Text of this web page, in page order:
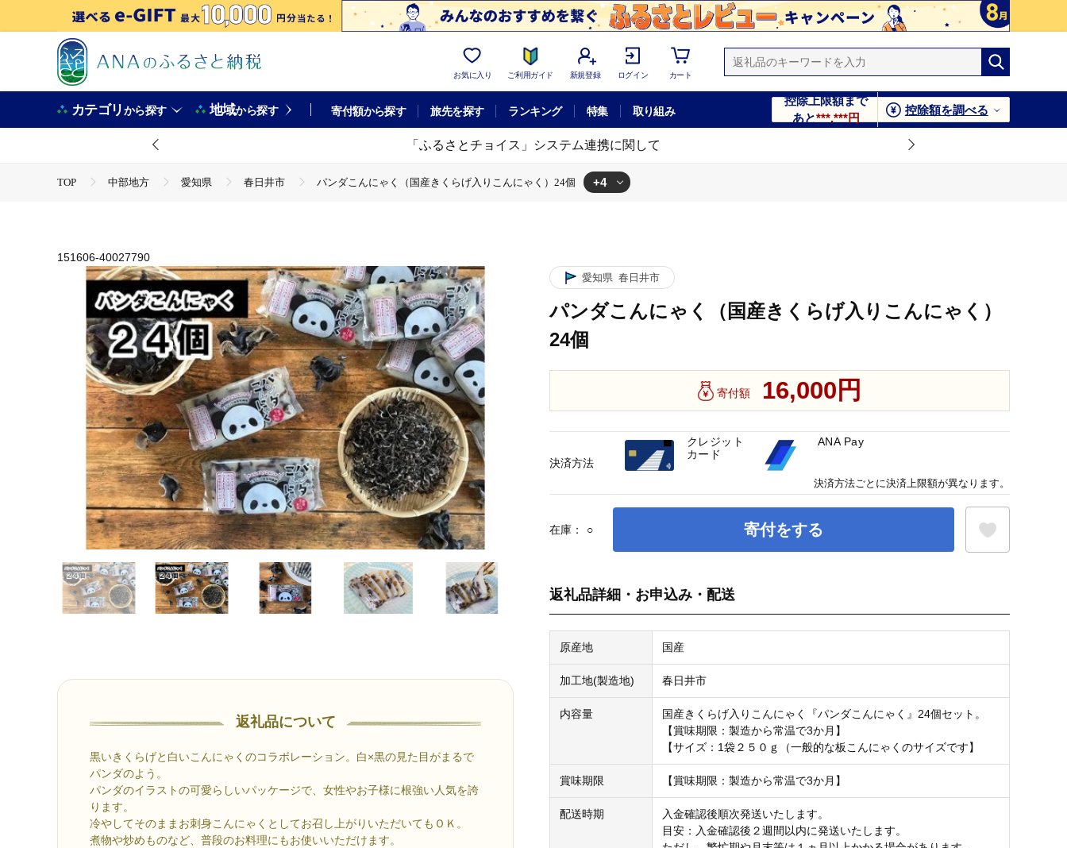
お気に入り ご利用ガイド 新規登録 ログイン カート
カテゴリから探す 地域から探す 寄付額から探す 旅先を探す ランキング 特集 取り組み
控除上限額まで
あと***,***円
控除額を調べる
「ふるさとチョイス」システム連携に関して
TOP 中部地方 愛知県 春日井市 パンダこんにゃく（国産きくらげ入りこんにゃく）24個 +4
151606-40027790
返礼品について
黒いきくらげと白いこんにゃくのコラボレーション。白×黒の見た目がまるで
パンダのよう。
パンダのイラストの可愛らしいパッケージで、女性やお子様に根強い人気を誇
ります。
冷やしてそのままお刺身こんにゃくとしてお召し上がりいただいてもＯＫ。
煮物や炒めものなど、普段のお料理にもお使いいただけます。
愛知県 春日井市
パンダこんにゃく（国産きくらげ入りこんにゃく）
24個
寄付額 16,000円
在庫： ○ 寄付をする
返礼品詳細・お申込み・配送
原産地 国産
加工地(製造地) 春日井市
内容量
国産きくらげ入りこんにゃく『パンダこんにゃく』24個セット。
【賞味期限：製造から常温で3か月】
【サイズ：1袋２５０ｇ（一般的な板こんにゃくのサイズです】
賞味期限 【賞味期限：製造から常温で3か月】
配送時期
入金確認後順次発送いたします。
目安：入金確認後２週間以内に発送いたします。
決済方法
クレジット
カード
ANA Pay
決済方法ごとに決済上限額が異なります。